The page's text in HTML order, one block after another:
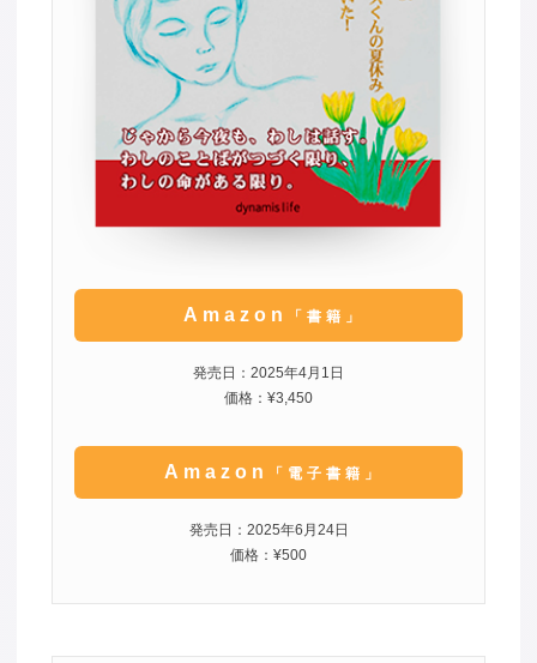
Amazon 「書籍」
発売日：2025年4月1日
価格：¥3,450
Amazon 「電子書籍」
発売日：2025年6月24日
価格：¥500